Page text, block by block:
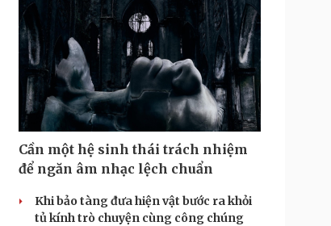
Cần một hệ sinh thái trách nhiệm
để ngăn âm nhạc lệch chuẩn
Khi bảo tàng đưa hiện vật bước ra khỏi
tủ kính trò chuyện cùng công chúng